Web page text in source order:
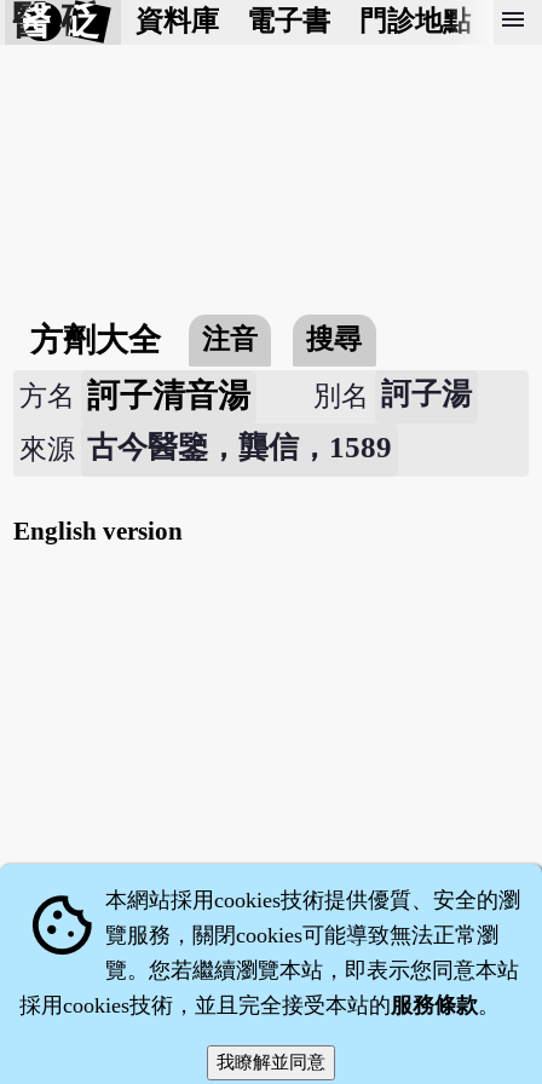
醫 砭 資料庫 電子書 門診地點 預
menu
方劑大全 注音
搜尋
方名 訶子清音湯 別名 訶子湯
來源 古今醫鑒，龔信，1589
English version
‧沈藥子©2008～2026
cookie 本網站採用cookies技術提供優質、安全的瀏
覽服務，關閉cookies可能導致無法正常瀏
覽。您若繼續瀏覽本站，即表示您同意本站
採用cookies技術，並且完全接受本站的服務條款。